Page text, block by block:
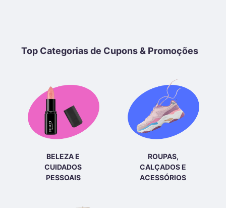
Top Categorias de Cupons & Promoções
BELEZA E
CUIDADOS
PESSOAIS
ROUPAS,
CALÇADOS E
ACESSÓRIOS